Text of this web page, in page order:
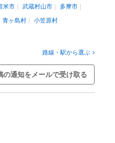
米市 武蔵村山市
多摩市
青ヶ島村 小笠原村
路線・駅から選ぶ
の通知をメールで受け取る